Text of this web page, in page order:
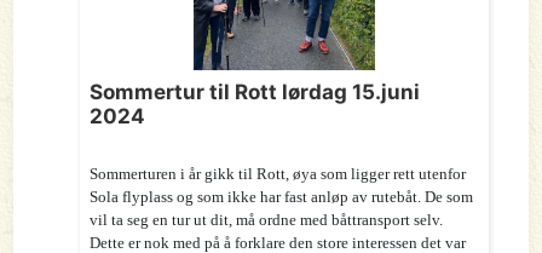
Sommertur til Rott lørdag 15.juni
2024
Sommerturen i år gikk til Rott, øya som ligger rett utenfor
Sola flyplass og som ikke har fast anløp av rutebåt. De som
vil ta seg en tur ut dit, må ordne med båttransport selv.
Dette er nok med på å forklare den store interessen det var